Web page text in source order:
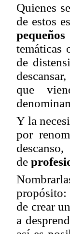
Quienes
de estos
pequeños
temáticas
de
que
Y la
porr
de
propósito:
de crear
a